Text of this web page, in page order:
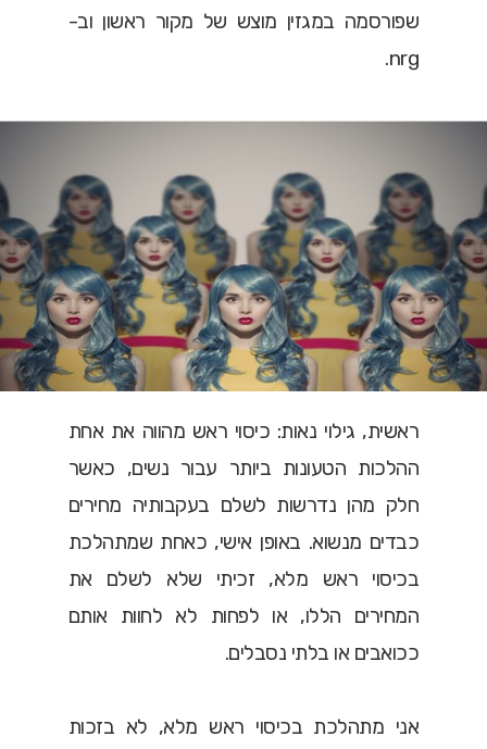
שפורסמה במגזין מוצש של מקור ראשון וב-
nrg.
ראשית, גילוי נאות: כיסוי ראש מהווה את אחת
ההלכות הטעונות ביותר עבור נשים, כאשר
חלק מהן נדרשות לשלם בעקבותיה מחירים
כבדים מנשוא. באופן אישי, כאחת שמתהלכת
בכיסוי ראש מלא, זכיתי שלא לשלם את
המחירים הללו, או לפחות לא לחוות אותם
ככואבים או בלתי נסבלים.
אני מתהלכת בכיסוי ראש מלא, לא בזכות